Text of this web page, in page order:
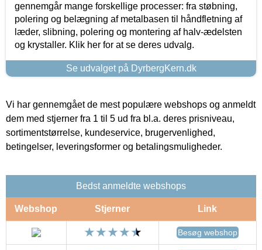
gennemgår mange forskellige processer: fra støbning,
polering og belægning af metalbasen til håndfletning af
læder, slibning, polering og montering af halv-ædelsten
og krystaller. Klik her for at se deres udvalg.
Se udvalget på DyrbergKern.dk
Vi har gennemgået de mest populære webshops og anmeldt
dem med stjerner fra 1 til 5 ud fra bl.a. deres prisniveau,
sortimentstørrelse, kundeservice, brugervenlighed,
betingelser, leveringsformer og betalingsmuligheder.
Bedst anmeldte webshops
Webshop Stjerner Link
Besøg webshop